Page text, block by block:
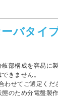
バタイ
部構成を容易に製
きません。
せてご選定くだ
のため分電盤製